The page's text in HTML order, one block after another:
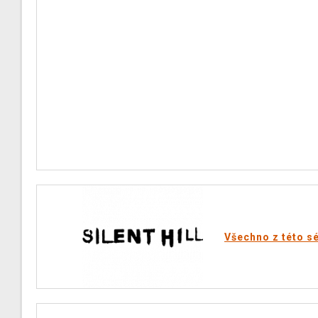
Všechno z této